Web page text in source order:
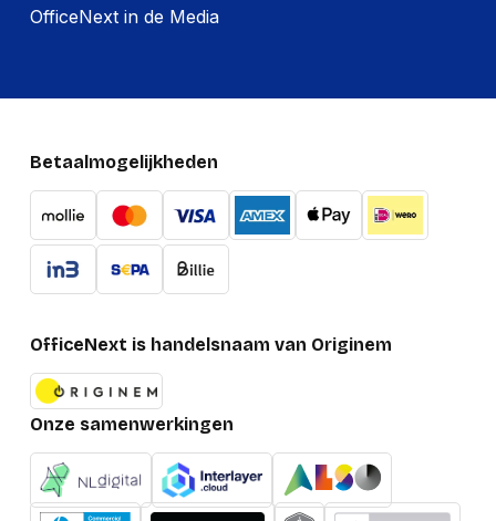
OfficeNext in de Media
Betaalmogelijkheden
OfficeNext is handelsnaam van Originem
Onze samenwerkingen